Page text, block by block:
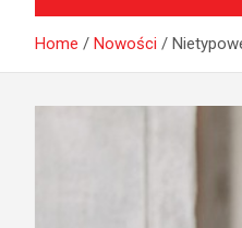
Home Nowości